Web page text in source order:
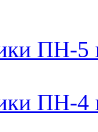
ПН-
ПН-